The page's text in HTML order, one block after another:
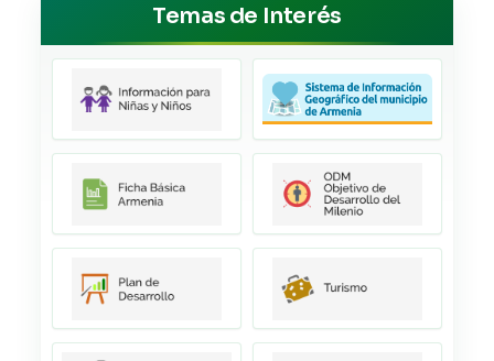
Temas de Interés